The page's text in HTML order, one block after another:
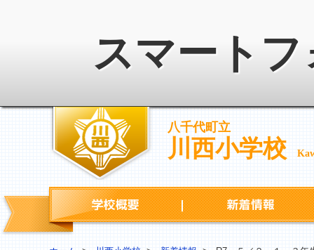
スマート
八千代町立
川西小学校
学校概要